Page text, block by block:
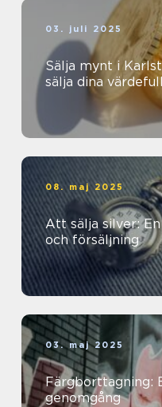
03. juli 2025
Sälja mynt i
sälja dina
08. maj 2025
Att sälja silver:
och försäljning
03. maj 2025
Färgborttagning:
genomgång